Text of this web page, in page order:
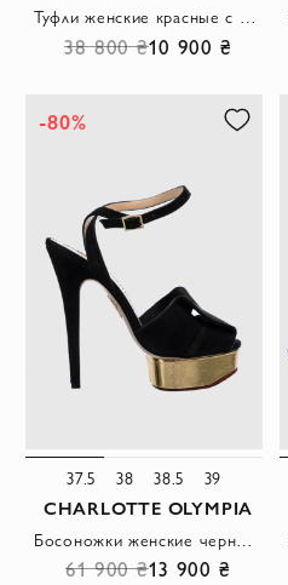
Туфли женские красные с вырезами в форме ушек
38 800 ₴10 900 ₴
-80%
37.5 38 38.5 39
CHARLOTTE OLYMPIA
61 900 ₴13 900 ₴